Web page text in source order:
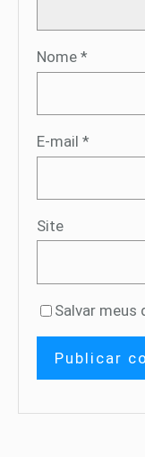
Nome *
E-mail *
Site
Salvar meus